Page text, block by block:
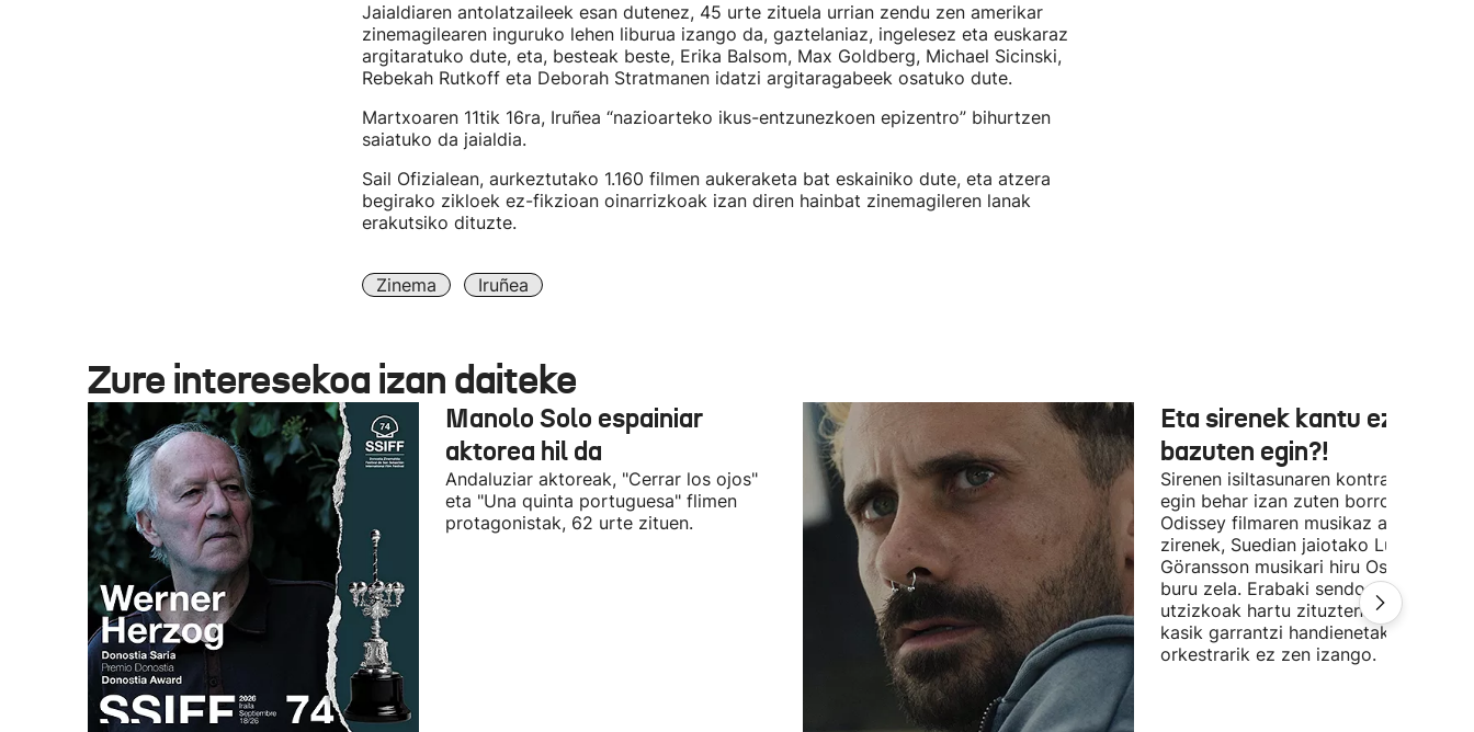
Jaialdiaren antolatzaileek esan dutenez, 45 urte zituela urrian zendu zen amerikar
zinemagilearen inguruko lehen liburua izango da, gaztelaniaz, ingelesez eta euskaraz
argitaratuko dute, eta, besteak beste, Erika Balsom, Max Goldberg, Michael Sicinski,
Rebekah Rutkoff eta Deborah Stratmanen idatzi argitaragabeek osatuko dute.
Martxoaren 11tik 16ra, Iruñea “nazioarteko ikus-entzunezkoen epizentro” bihurtzen
saiatuko da jaialdia.
Sail Ofizialean, aurkeztutako 1.160 filmen aukeraketa bat eskainiko dute, eta atzera
begirako zikloek ez-fikzioan oinarrizkoak izan diren hainbat zinemagileren lanak
erakutsiko dituzte.
Zinema Iruñea
Zure interesekoa izan daiteke
Manolo Solo espainiar
aktorea hil da
Andaluziar aktoreak, "Cerrar los ojos"
eta "Una quinta portuguesa" flimen
protagonistak, 62 urte zituen.
Eta sirenek kantu ez
bazuten egin?!
Sirenen isiltasunaren kontra (edo
egin behar izan zuten borroka The
Odissey filmaren musikaz arduratu
zirenek, Suedian jaiotako Ludwig
Göransson musikari hiru Oscar
buru zela. Erabaki sendoak, ezin
utzizkoak hartu zituzten. Lehengo
kasik garrantzi handienetakoa:
orkestrarik ez zen izango.